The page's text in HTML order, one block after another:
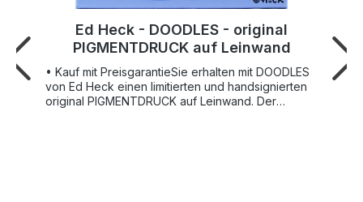
Ed Heck - DOODLES - original
PIGMENTDRUCK auf Leinwand
• Kauf mit PreisgarantieSie erhalten mit DOODLES
von Ed Heck einen limitierten und handsignierten
original PIGMENTDRUCK auf Leinwand. Der